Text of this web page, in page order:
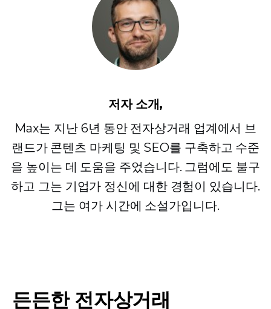
저자 소개,
Max는 지난 6년 동안 전자상거래 업계에서 브
랜드가 콘텐츠 마케팅 및 SEO를 구축하고 수준
을 높이는 데 도움을 주었습니다. 그럼에도 불구
하고 그는 기업가 정신에 대한 경험이 있습니다.
그는 여가 시간에 소설가입니다.
든든한 전자상거래